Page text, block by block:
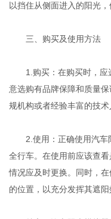
以挡住从侧面进入的阳光
三、购买及使用方法
1.购买：在购买时，应
意选购有品牌保障和质量
规机构或者经验丰富的技
2.使用：正确使用汽车
全行车。在使用前应该查
情况应及时更换。同时，
的位置，以充分发挥其遮阳